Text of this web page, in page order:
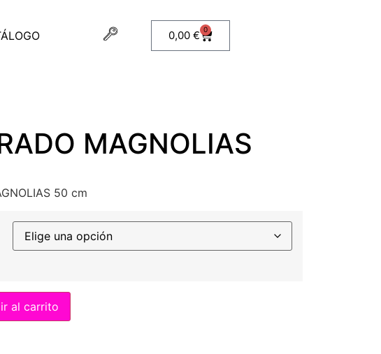
0,00 € 0
MAGNOLIAS
50 cm
al carrito